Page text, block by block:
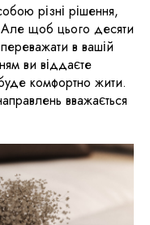
різні рішення,
щоб цього десяти
в вашій
ви віддаєте
комфортно жити.
вважається